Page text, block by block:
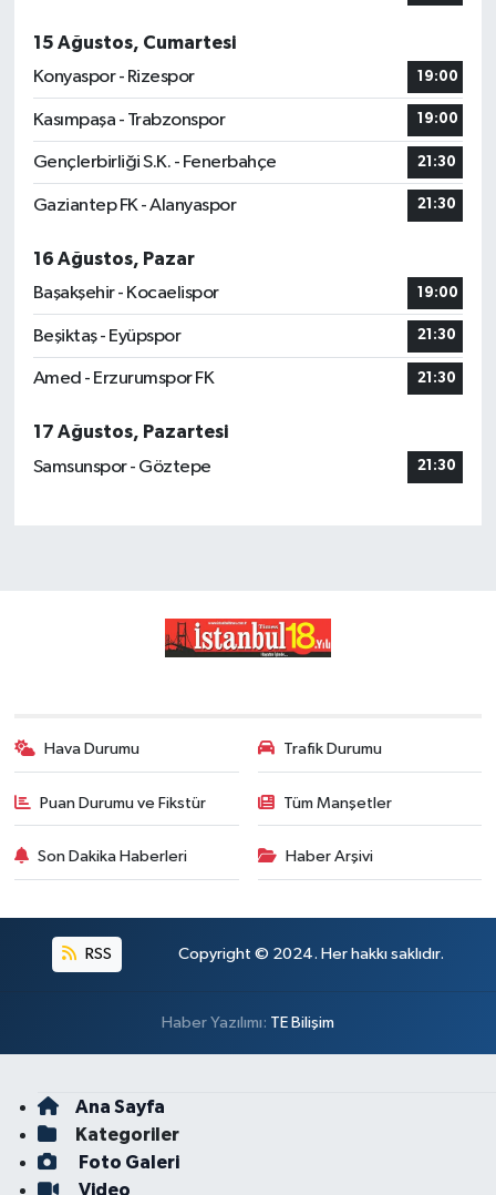
15 Ağustos, Cumartesi
Konyaspor - Rizespor
19:00
Kasımpaşa - Trabzonspor 19:00
Gençlerbirliği S.K. - Fenerbahçe 21:30
Gaziantep FK - Alanyaspor 21:30
16 Ağustos, Pazar
Başakşehir - Kocaelispor
19:00
Beşiktaş - Eyüpspor 21:30
Amed - Erzurumspor FK 21:30
17 Ağustos, Pazartesi
Samsunspor - Göztepe
21:30
Hava Durumu Trafik Durumu
Puan Durumu ve Fikstür Tüm Manşetler
Son Dakika Haberleri Haber Arşivi
RSS Copyright © 2024. Her hakkı saklıdır.
Haber Yazılımı: TE Bilişim
Ana Sayfa
Kategoriler
Foto Galeri
Video